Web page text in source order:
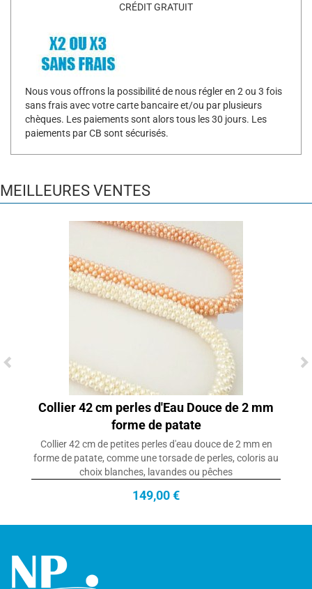
CRÉDIT GRATUIT
Nous vous offrons la possibilité de nous régler en 2 ou 3 fois
sans frais avec votre carte bancaire et/ou par plusieurs
chèques. Les paiements sont alors tous les 30 jours. Les
paiements par CB sont sécurisés.
MEILLEURES VENTES
Collier 42 cm perles d'Eau Douce de 2 mm
forme de patate
Collier 42 cm de petites perles d'eau douce de 2 mm en
forme de patate, comme une torsade de perles, coloris au
choix blanches, lavandes ou pêches
149,00 €